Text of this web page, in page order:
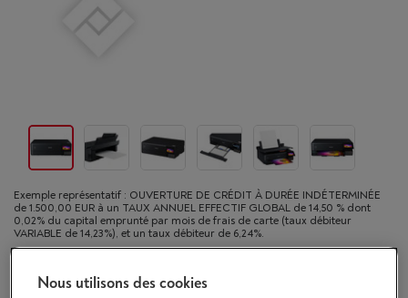
Exemple représentatif : OUVERTURE DE CRÉDIT À DURÉE INDÉTERMINÉE
de 1.500,00 EUR à un TAUX ANNUEL EFFECTIF GLOBAL de 14,50 % dont
0,02% du capital emprunté par mois de frais de carte (taux débiteur
VARIABLE de 14,23%), et un taux débiteur de 6,24%.
Délai >3 sem.-Voir le stock
Nous utilisons des cookies